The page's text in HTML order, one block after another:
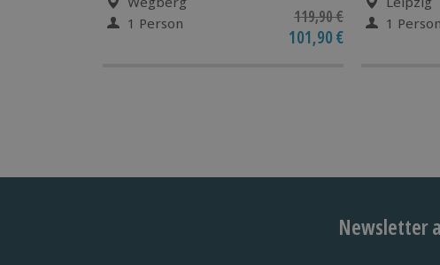
1 Person
119,90 €
101,90 €
1 Person
Newsletter